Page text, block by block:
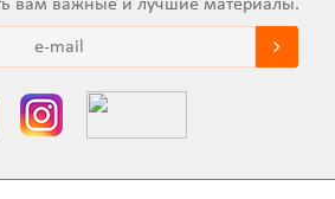
вам важные и лучшие материалы.